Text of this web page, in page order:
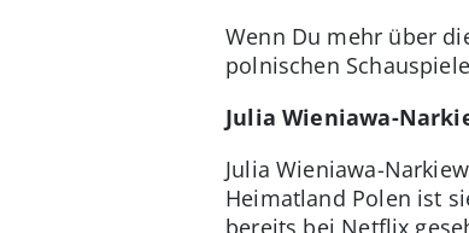
Wenn Du mehr über
polnischen
Julia Wieniawa-
Julia Wieniawa-
Heimatland Polen ist